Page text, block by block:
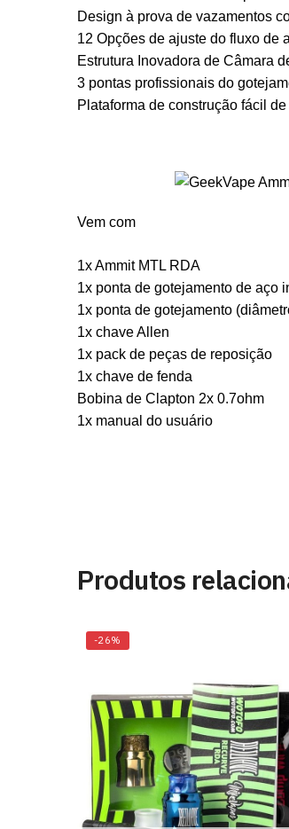
Design à prova de vazamentos
12 Opções de ajuste do fluxo de
Estrutura Inovadora de Câmara
3 pontas profissionais do
Plataforma de construção fácil
Vem com
1x Ammit MTL RDA
1x ponta de gotejamento de aço
1x ponta de gotejamento
1x chave Allen
1x pack de peças de reposição
1x chave de fenda
Bobina de Clapton 2x 0.7ohm
1x manual do usuário
Produtos
-26%